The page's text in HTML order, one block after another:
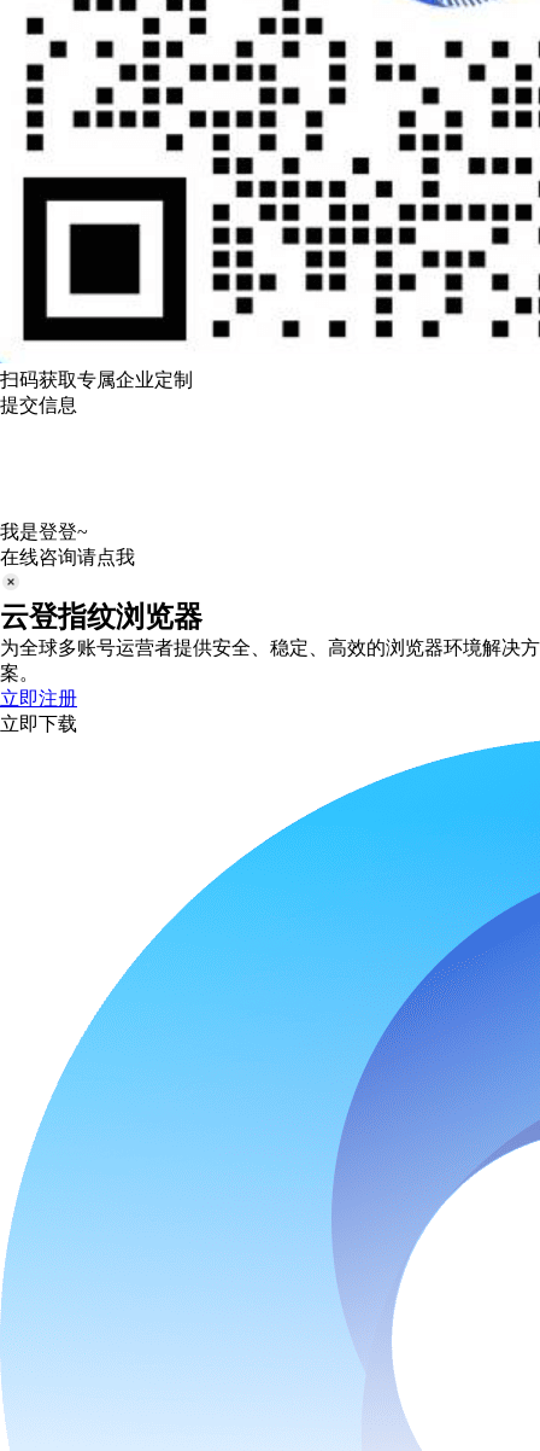
扫码获取专属企业定制
提交信息
我是登登~
在线咨询请点我
云登指纹浏览器
为全球多账号运营者提供安全、稳定、高效的浏览器环境解决方
案。
立即注册
立即下载